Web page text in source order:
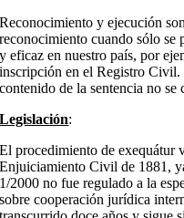
Reconocimiento y ejecución
reconocimiento cuando sólo se
y eficaz en nuestro país, por
inscripción en el Registro Civil.
contenido de la sentencia no
Legislación:
El procedimiento de exequátur
Enjuiciamiento Civil de 1881,
1/2000 no fue regulado a la
sobre cooperación jurídica